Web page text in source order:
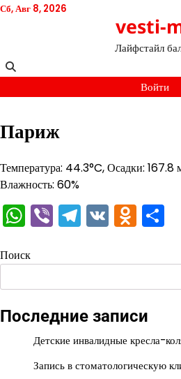
Перейти
Сб, Авг 8, 2026
vesti-
Лайфстайл
Войти
Париж
Температура: 44.3°C, Осадки:
Влажность: 60%
WhatsApp
ViberTelegram
VK
Поиск
Последние записи
Детские инвалидные кресла-
Запись в стоматологическую